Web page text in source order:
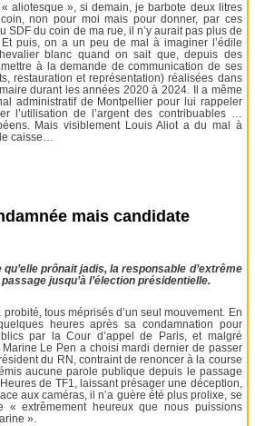
aliotesque », si demain, je barbote deux litres
non pour moi mais pour donner, par ces
SDF du coin de ma rue, il n’y aurait pas plus de
puis, on a un peu de mal à imaginer l’édile
blanc quand on sait que, depuis des
à la demande de communication de ses
restauration et représentation) réalisées dans
durant les années 2020 à 2024. Il a même
administratif de Montpellier pour lui rappeler
l’utilisation de l’argent des contribuables …
Mais visiblement Louis Aliot a du mal à
caisse…
mais candidate
prônait jadis, la responsable d’extrême
jusqu’à l’élection présidentielle.
tous méprisés d’un seul mouvement. En
heures après sa condamnation pour
par la Cour d’appel de Paris, et malgré
Le Pen a choisi mardi dernier de passer
du RN, contraint de renoncer à la course
aucune parole publique depuis le passage
de TF1, laissant présager une déception,
aux caméras, il n’a guère été plus prolixe, se
« extrêmement heureux que nous puissions
».